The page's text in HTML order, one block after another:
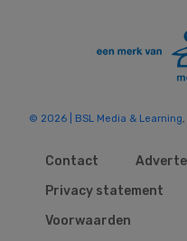
© 2026 | BSL Media & Learning
Contact
Privacy statement
Voorwaarden